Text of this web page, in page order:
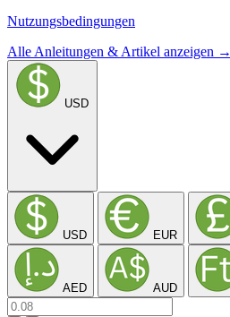
Nutzungsbedingungen
Alle Anleitungen & Artikel anzeigen →
USD
USD EUR
AED AUD